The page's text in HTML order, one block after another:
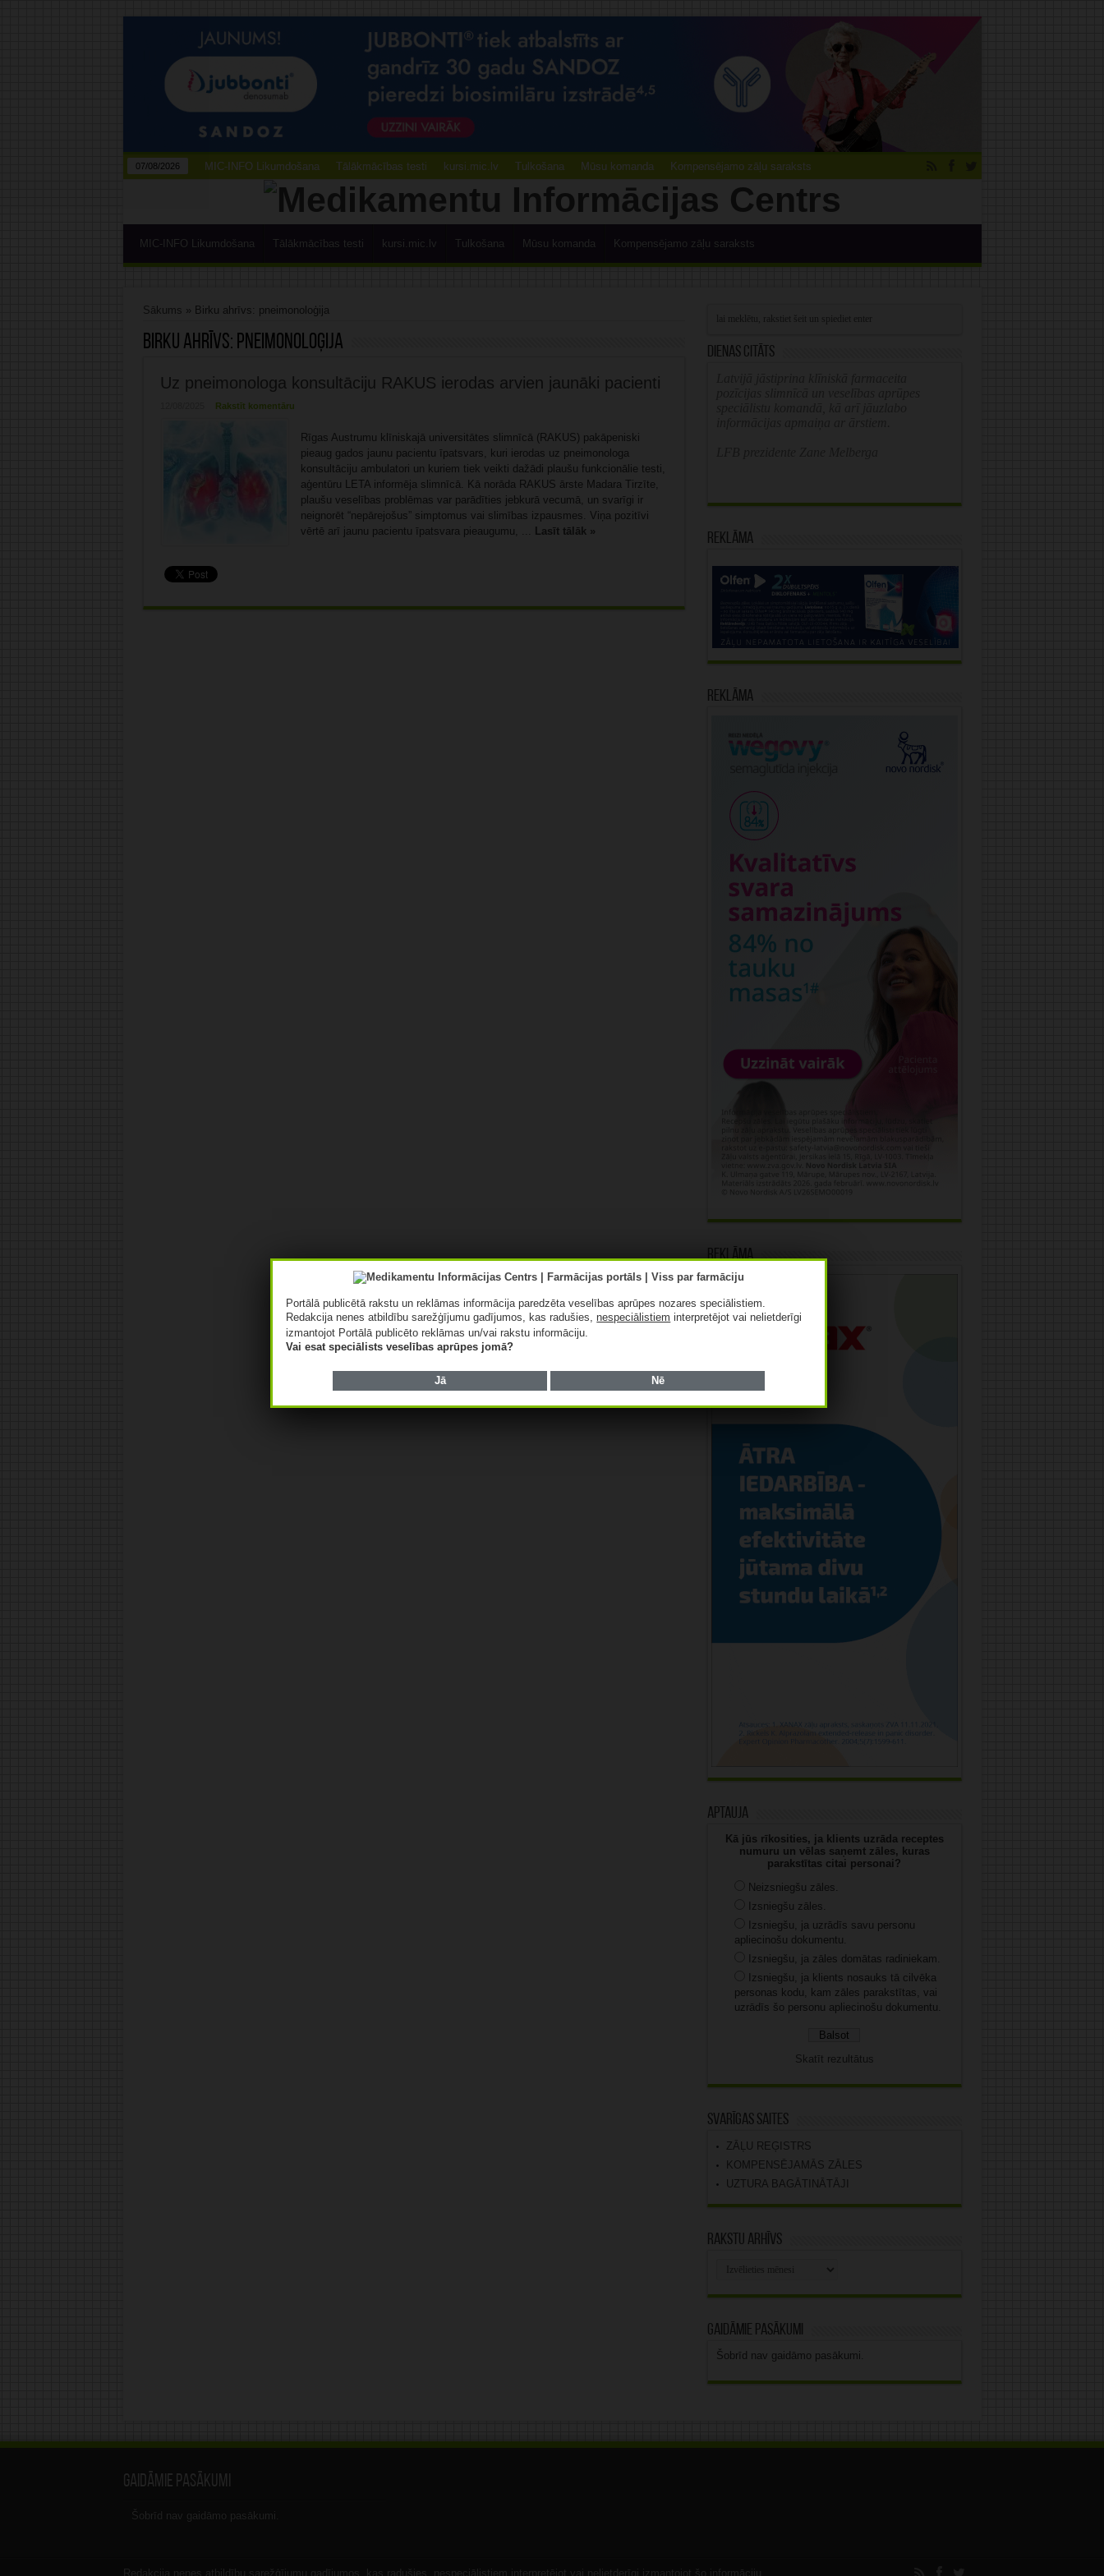
07/08/2026 MIC-INFO Likumdošana Tālākmācības testi kursi.mic.lv Tulkošana Mūsu komanda Kompensējamo zāļu saraksts
MIC-INFO Likumdošana Tālākmācības testi kursi.mic.lv Tulkošana Mūsu komanda Kompensējamo zāļu saraksts
Sākums » Birku ahrīvs: pneimonoloģija
Birku ahrīvs: pneimonoloģija
Uz pneimonologa konsultāciju RAKUS ierodas arvien jaunāki pacienti
Rakstīt komentāru
Rīgas Austrumu klīniskajā universitātes slimnīcā (RAKUS) pakāpeniski
pieaug gados jaunu pacientu īpatsvars, kuri ierodas uz pneimonologa
konsultāciju ambulatori un kuriem tiek veikti dažādi plaušu funkcionālie testi,
aģentūru LETA informēja slimnīcā. Kā norāda RAKUS ārste Madara Tirzīte,
plaušu veselības problēmas var parādīties jebkurā vecumā, un svarīgi ir
neignorēt “nepārejošus” simptomus vai slimības izpausmes. Viņa pozitīvi
vērtē arī jaunu pacientu īpatsvara pieaugumu, ... Lasīt tālāk »
Dienas citāts
Reklāma
Reklāma
Reklāma
Aptauja
Kā jūs rīkosities, ja klients uzrāda receptes
numuru un vēlas saņemt zāles, kuras
parakstītas citai personai?
Neizsniegšu zāles.
Izsniegšu zāles.
Izsniegšu, ja uzrādīs savu personu
apliecinošu dokumentu.
Izsniegšu, ja zāles domātas radiniekam.
Izsniegšu, ja klients nosauks tā cilvēka
personas kodu, kam zāles parakstītas, vai
uzrādīs šo personu apliecinošu dokumentu.
Skatīt rezultātus
Svarīgas saites
ZĀĻU REĢISTRS
KOMPENSĒJAMĀS ZĀLES
UZTURA BAGĀTINĀTĀJI
Rakstu arhīvs
Gaidāmie pasākumi
Šobrīd nav gaidāmo pasākumi.
Gaidāmie pasākumi
Šobrīd nav gaidāmo pasākumi.
Redakcija nenes atbildību sarežģījumu gadījumos, kas radušies, nespeciālistiem interpretējot vai nelietderīgi izmantojot šo informāciju.
Portālā publicētā rakstu un reklāmas informācija paredzēta veselības aprūpes nozares speciālistiem.
Redakcija nenes atbildību sarežģījumu gadījumos, kas radušies,nespeciālistiem interpretējot vai nelietderīgi
izmantojot Portālā publicēto reklāmas un/vai rakstu informāciju.
Vai esat speciālists veselības aprūpes jomā?
Jā Nē